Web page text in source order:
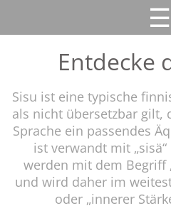
☰
Entdecke
Sisu ist eine typische
als nicht übersetzbar gilt,
Sprache ein passendes
ist verwandt mit
werden mit dem Begriff
und wird daher im
oder „innerer